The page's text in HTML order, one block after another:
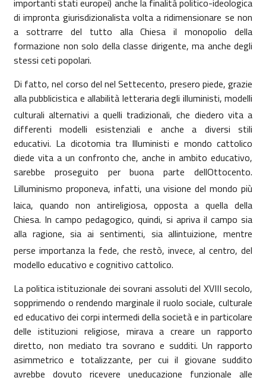
di impronta giurisdizionalista volta a ridimensionare se non
a sottrarre del tutto alla Chiesa il monopolio della
formazione non solo della classe dirigente, ma anche degli
stessi ceti popolari.
Di fatto, nel corso del nel Settecento, presero piede, grazie
alla pubblicistica e allabilità letteraria degli illuministi, modelli
culturali alternativi a quelli tradizionali, che diedero vita a
differenti modelli esistenziali e anche a diversi stili
educativi. La dicotomia tra Illuministi e mondo cattolico
diede vita a un confronto che, anche in ambito educativo,
sarebbe proseguito per buona parte dellOttocento.
Lilluminismo proponeva, infatti, una visione del mondo più
laica, quando non antireligiosa, opposta a quella della
Chiesa. In campo pedagogico, quindi, si apriva il campo sia
alla ragione, sia ai sentimenti, sia allintuizione, mentre
perse importanza la fede, che restò, invece, al centro, del
modello educativo e cognitivo cattolico.
La politica istituzionale dei sovrani assoluti del XVIII secolo,
sopprimendo o rendendo marginale il ruolo sociale, culturale
ed educativo dei corpi intermedi della società e in particolare
delle istituzioni religiose, mirava a creare un rapporto
diretto, non mediato tra sovrano e sudditi. Un rapporto
asimmetrico e totalizzante, per cui il giovane suddito
avrebbe dovuto ricevere uneducazione funzionale alle